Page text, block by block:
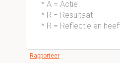
* A = Actie
* R = Resultaat
* R = Reflectie en
Rapporteer